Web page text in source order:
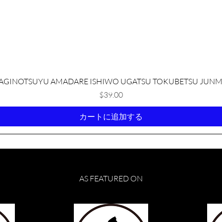
クイックビュー
AMADARE ISHIWO UGATSU TOKUBETSU
価格
$39.00
カートに追加する
AS FEATURED ON